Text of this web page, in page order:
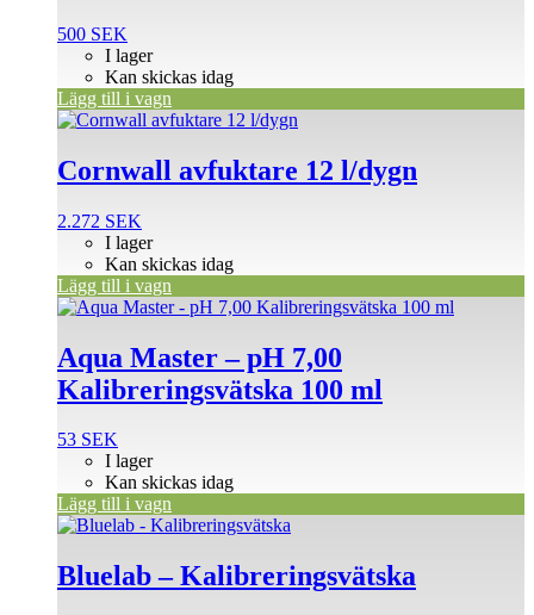
500 SEK
I lager
Kan skickas idag
Lägg till i vagn
Cornwall avfuktare 12 l/dygn
2.272 SEK
I lager
Kan skickas idag
Lägg till i vagn
Aqua Master – pH 7,00
Kalibreringsvätska 100 ml
53 SEK
I lager
Kan skickas idag
Lägg till i vagn
Bluelab – Kalibreringsvätska
Den
produkten
har